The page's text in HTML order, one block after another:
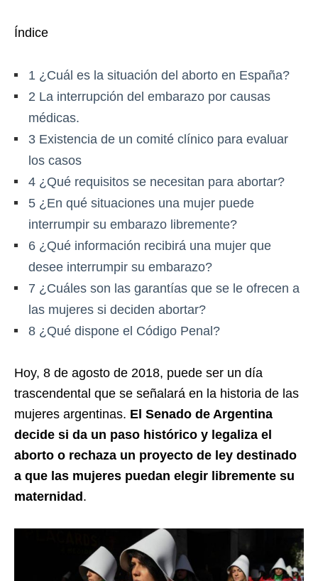
Índice
1 ¿Cuál es la situación del aborto en España?
2 La interrupción del embarazo por causas
médicas.
3 Existencia de un comité clínico para evaluar
los casos
4 ¿Qué requisitos se necesitan para abortar?
5 ¿En qué situaciones una mujer puede
interrumpir su embarazo libremente?
6 ¿Qué información recibirá una mujer que
desee interrumpir su embarazo?
7 ¿Cuáles son las garantías que se le ofrecen a
las mujeres si deciden abortar?
8 ¿Qué dispone el Código Penal?
Hoy, 8 de agosto de 2018, puede ser un día
trascendental que se señalará en la historia de las
mujeres argentinas. El Senado de Argentina
decide si da un paso histórico y legaliza el
aborto o rechaza un proyecto de ley destinado
a que las mujeres puedan elegir libremente su
maternidad.